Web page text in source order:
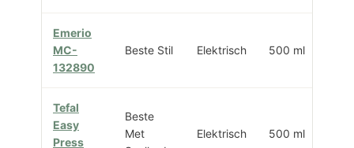
Emerio
MC-
132890
Beste Stil Elektrisch 500 ml
Tefal
Easy
Press
Beste
Met
Elektrisch 500 ml